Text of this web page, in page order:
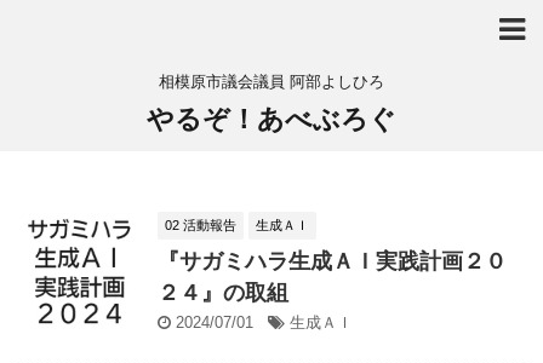
相模原市議会議員 阿部よしひろ
やるぞ！あべぶろぐ
02 活動報告 生成ＡＩ
『サガミハラ生成ＡＩ実践計画２０
２４』の取組
2024/07/01 生成ＡＩ